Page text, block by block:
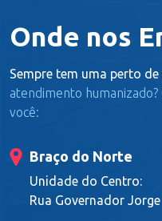
Onde nos
Sempre tem uma perto de
atendimento
você:
Braço do Norte
Unidade do Centro:
Rua Governador